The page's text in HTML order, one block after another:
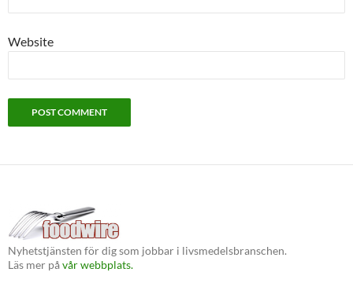
Website
Nyhetstjänsten för dig som jobbar i livsmedelsbranschen.
Läs mer påvår webbplats.